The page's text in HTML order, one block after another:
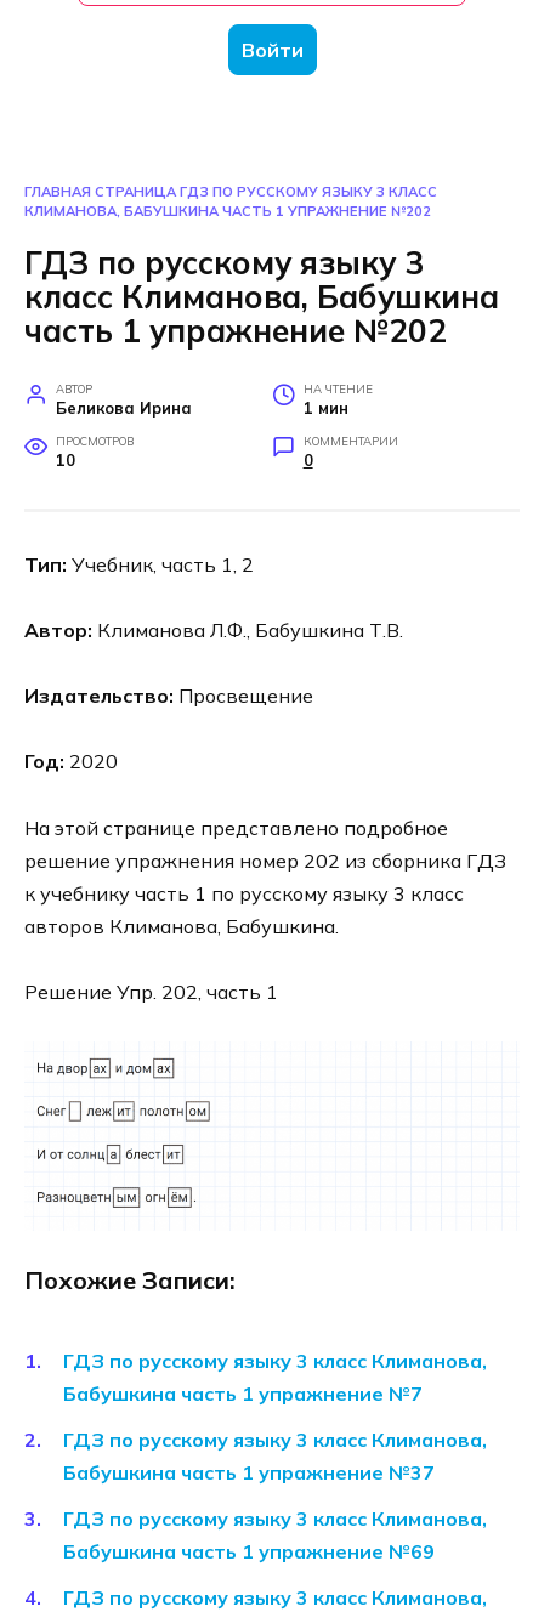
Войти
ГЛАВНАЯ СТРАНИЦА ГДЗ ПО РУССКОМУ ЯЗЫКУ 3 КЛАСС
КЛИМАНОВА, БАБУШКИНА ЧАСТЬ 1 УПРАЖНЕНИЕ №202
ГДЗ по русскому языку 3
класс Климанова, Бабушкина
часть 1 упражнение №202
АВТОР
Беликова Ирина
НА ЧТЕНИЕ
1 мин
ПРОСМОТРОВ
10
КОММЕНТАРИИ
0
Тип: Учебник, часть 1, 2
Автор: Климанова Л.Ф., Бабушкина Т.В.
Издательство: Просвещение
Год: 2020
На этой странице представлено подробное
решение упражнения номер 202 из сборника ГДЗ
к учебнику часть 1 по русскому языку 3 класс
авторов Климанова, Бабушкина.
Решение Упр. 202, часть 1
Похожие Записи:
ГДЗ по русскому языку 3 класс Климанова,
Бабушкина часть 1 упражнение №7
ГДЗ по русскому языку 3 класс Климанова,
Бабушкина часть 1 упражнение №37
ГДЗ по русскому языку 3 класс Климанова,
Бабушкина часть 1 упражнение №69
ГДЗ по русскому языку 3 класс Климанова,